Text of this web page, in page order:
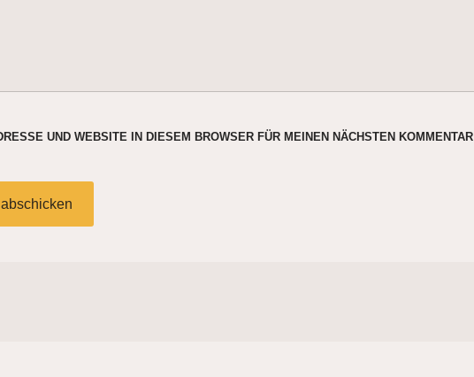
UND WEBSITE IN DIESEM BROWSER FÜR MEINEN NÄCHSTEN KOMMENTAR